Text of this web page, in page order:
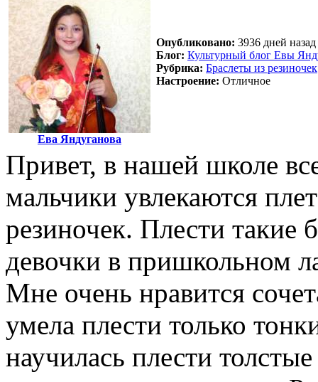
Ева Яндуганова
Опубликовано: 3936 дней
Блог: Культурный блог Евы
Рубрика: Браслеты из резиночек
Настроение: Отличное
Привет, в нашей школе
мальчики увлекаются
резиночек. Плести такие
девочки в пришкольном
Мне очень нравится
умела плести только
научилась плести